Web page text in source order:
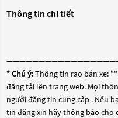
Thông tin chi tiết
* Chú ý:Thông tin rao bán xe: "
đăng tải lên trang web. Mọi
người đăng tin cung cấp . Nếu
tin đăng xin hãy thông báo cho